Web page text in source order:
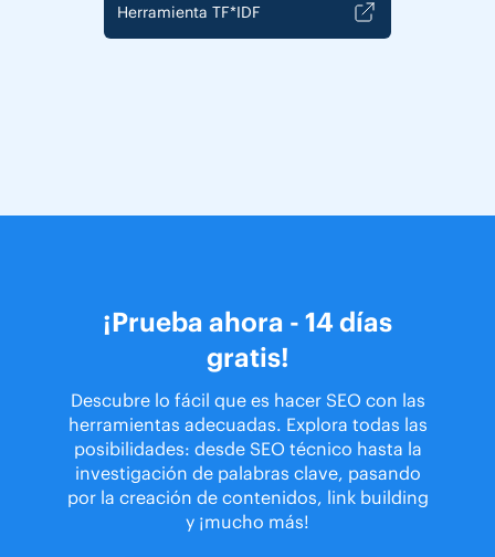
Herramienta TF*IDF
¡Prueba ahora - 14 días
gratis!
Descubre lo fácil que es hacer SEO con las
herramientas adecuadas. Explora todas las
posibilidades: desde SEO técnico hasta la
investigación de palabras clave, pasando
por la creación de contenidos, link building
y ¡mucho más!